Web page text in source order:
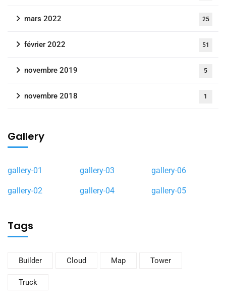
mars 2022 25
février 2022 51
novembre 2019 5
novembre 2018 1
Gallery
gallery-01 gallery-03 gallery-06
gallery-02 gallery-04 gallery-05
Tags
Builder Cloud Map Tower
Truck